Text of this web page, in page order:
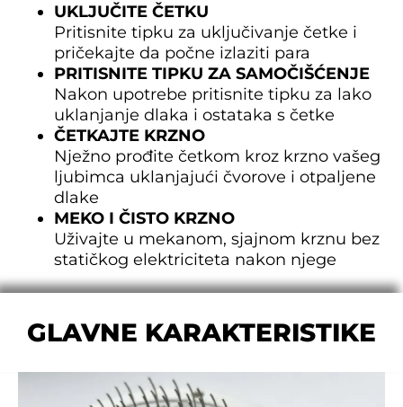
UKLJUČITE ČETKU
Pritisnite tipku za uključivanje četke i
pričekajte da počne izlaziti para
PRITISNITE TIPKU ZA SAMOČIŠĆENJE
Nakon upotrebe pritisnite tipku za lako
uklanjanje dlaka i ostataka s četke
ČETKAJTE KRZNO
Nježno prođite četkom kroz krzno vašeg
ljubimca uklanjajući čvorove i otpaljene
dlake
MEKO I ČISTO KRZNO
Uživajte u mekanom, sjajnom krznu bez
statičkog elektriciteta nakon njege
GLAVNE KARAKTERISTIKE